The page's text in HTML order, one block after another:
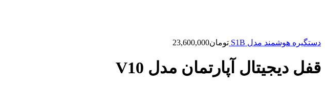
دستگیره هوشمند مدل S1B تومان23,600,000
قفل دیجیتال آپارتمان مدل V10